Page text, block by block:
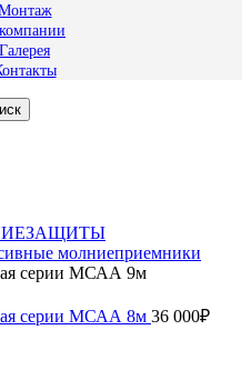
Галерея
молниеприемники
серии МСАА 9м
серии МСАА 8м 36 000₽